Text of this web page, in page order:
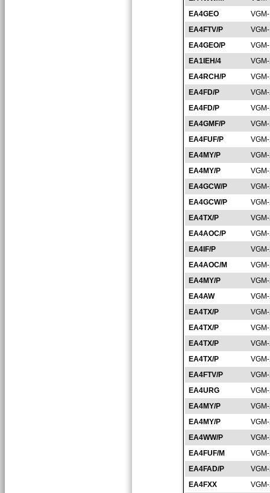
EA4GEO
EA4FTV/P
EA4GEO/P
EA1IEH/4
EA4RCH/P
EA4FD/P
EA4FD/P
EA4GMF/P
EA4FUF/P
EA4MY/P
EA4MY/P
EA4GCW/P
EA4GCW/P
EA4TX/P
EA4AOC/P
EA4IF/P
EA4AOC/M
EA4MY/P
EA4AW
EA4TX/P
EA4TX/P
EA4TX/P
EA4TX/P
EA4FTV/P
EA4URG
EA4MY/P
EA4MY/P
EA4WW/P
EA4FUF/M
EA4FAD/P
EA4FXX